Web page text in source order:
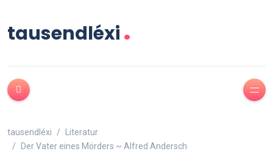
tausendléxi.
tausendléxi
Literatur
Der Vater eines Mörders ~ Alfred Andersch